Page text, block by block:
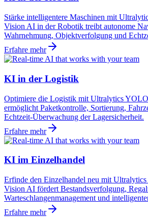
Stärke intelligentere Maschinen mit
Vision AI in der Robotik treibt autonome
Wahrnehmung, Objektverfolgung und
Erfahre mehr
KI in der Logistik
Optimiere die Logistik mit Ultralytics
ermöglicht Paketkontrolle, Sortierung,
Echtzeit-Überwachung der Lagersicherheit.
Erfahre mehr
KI im Einzelhandel
Erfinde den Einzelhandel neu mit
Vision AI fördert Bestandsverfolgung,
Warteschlangenmanagement und
Erfahre mehr